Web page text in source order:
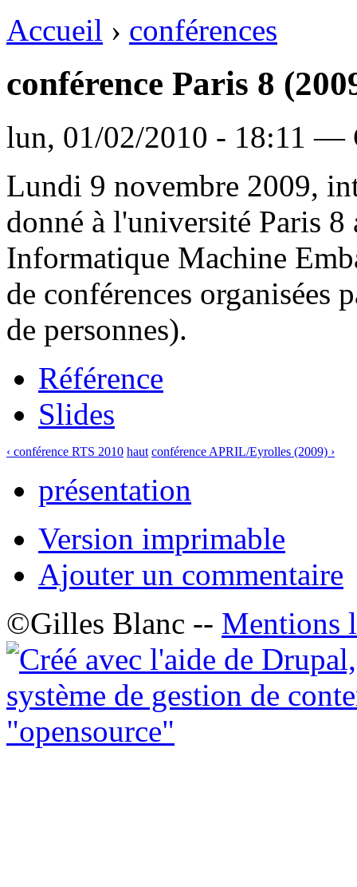
Accueil › conférences
conférence Paris 8
lun, 01/02/2010 - 18:11 —
Lundi 9 novembre 2009,
donné à l'université Paris
Informatique Machine
de conférences
de personnes).
Référence
Slides
‹ conférence RTS 2010 haut conférence APRIL/Eyrolles (2009) ›
présentation
Version imprimable
Ajouter un commentaire
©Gilles Blanc -- Mentions